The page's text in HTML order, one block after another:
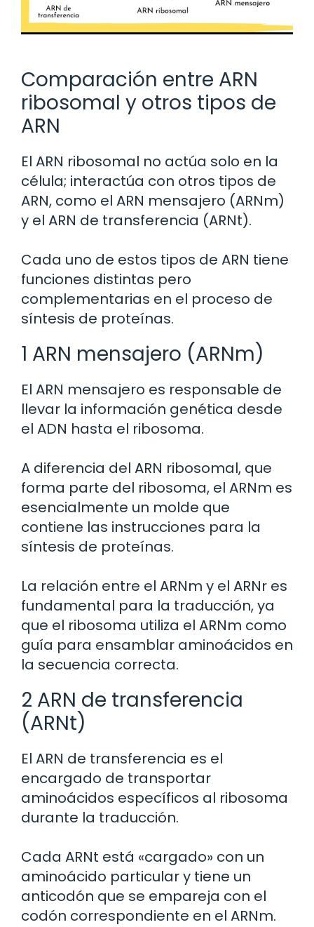
Comparación entre ARN
ribosomal y otros tipos de
ARN
El ARN ribosomal no actúa solo en la
célula; interactúa con otros tipos de
ARN, como el ARN mensajero (ARNm)
y el ARN de transferencia (ARNt).
Cada uno de estos tipos de ARN tiene
funciones distintas pero
complementarias en el proceso de
síntesis de proteínas.
1 ARN mensajero (ARNm)
El ARN mensajero es responsable de
llevar la información genética desde
el ADN hasta el ribosoma.
A diferencia del ARN ribosomal, que
forma parte del ribosoma, el ARNm es
esencialmente un molde que
contiene las instrucciones para la
síntesis de proteínas.
La relación entre el ARNm y el ARNr es
fundamental para la traducción, ya
que el ribosoma utiliza el ARNm como
guía para ensamblar aminoácidos en
la secuencia correcta.
2 ARN de transferencia
(ARNt)
El ARN de transferencia es el
encargado de transportar
aminoácidos específicos al ribosoma
durante la traducción.
Cada ARNt está «cargado» con un
aminoácido particular y tiene un
anticodón que se empareja con el
codón correspondiente en el ARNm.